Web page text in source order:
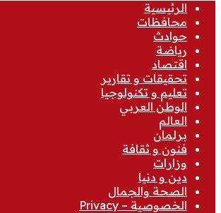
الرئيسية
محافظات
حوادث
رياضة
اقتصاد
تحقيقات و تقارير
تعليم و تكنولوجيا
الوطن العربي
العالم
برلمان
فنون و ثقافة
وزارات
دين و دنيا
الصحة والجمال
الخصوصية – Privacy